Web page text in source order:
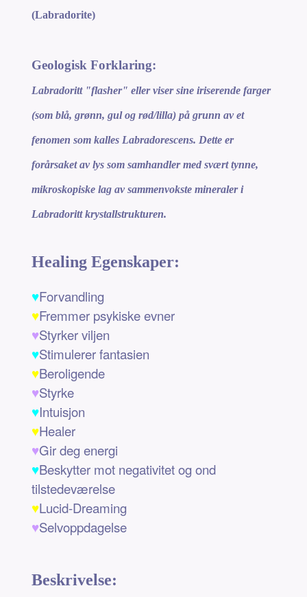
(Labradorite)
Geologisk Forklaring:
Labradoritt "flasher" eller viser sine iriserende farger
(som blå, grønn, gul og rød/lilla) på grunn av et
fenomen som kalles Labradorescens. Dette er
forårsaket av lys som samhandler med svært tynne,
mikroskopiske lag av sammenvokste mineraler i
Labradoritt krystallstrukturen.
Healing Egenskaper:
♥Forvandling
♥Fremmer psykiske evner
♥Styrker viljen
♥Stimulerer fantasien
♥Beroligende
♥Styrke
♥Intuisjon
♥Healer
♥Gir deg energi
♥Beskytter mot negativitet og ond
tilstedeværelse
♥Lucid-Dreaming
♥Selvoppdagelse
Beskrivelse: